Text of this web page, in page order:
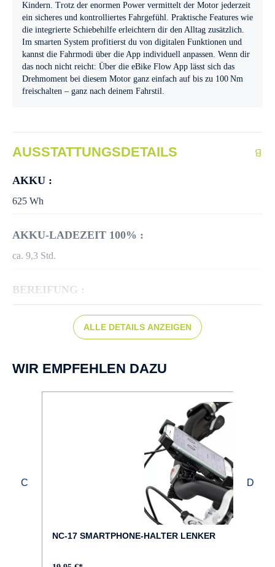
Kindern. Trotz der enormen Power vermittelt der Motor jederzeit
ein sicheres und kontrolliertes Fahrgefühl. Praktische Features wie
die integrierte Schiebehilfe erleichtern dir den Alltag zusätzlich.
Im smarten System profitierst du von digitalen Funktionen und
kannst die Fahrmodi über die App individuell anpassen. Wenn dir
das noch nicht reicht: Über die eBike Flow App lässt sich das
Drehmoment bei diesem Motor ganz einfach auf bis zu 100 Nm
freischalten – ganz nach deinem Fahrstil.
AUSSTATTUNGSDETAILS
AKKU :
625 Wh
AKKU-LADEZEIT 100% :
ca. 9,3 Std.
BEREIFUNG :
Scheibenbremse hydr.
FAHRRAD-TYP :
ALLE DETAILS ANZEIGEN
WIR EMPFEHLEN DAZU
NC-17 SMARTPHONE-HALTER LENKER